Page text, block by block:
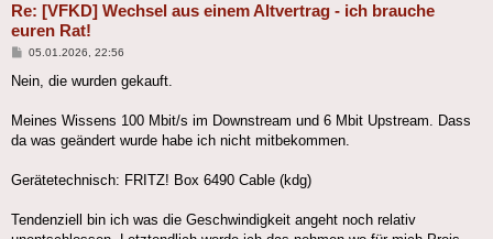
Re: [VFKD] Wechsel aus einem Altvertrag - ich brauche
euren Rat!
Beitrag
05.01.2026, 22:56
Nein, die wurden gekauft.
Meines Wissens 100 Mbit/s im Downstream und 6 Mbit Upstream. Dass
da was geändert wurde habe ich nicht mitbekommen.
Gerätetechnisch: FRITZ! Box 6490 Cable (kdg)
Tendenziell bin ich was die Geschwindigkeit angeht noch relativ